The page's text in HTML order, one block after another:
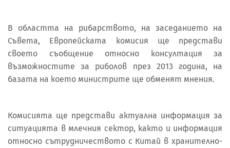
В областта на рибарството, на заседанието на
Съвета, Европейската комисия ще представи
своето съобщение относно консултация за
възможностите за риболов през 2013 година, на
базата на което министрите ще обменят мнения.
Комисията ще представи актуална информация за
ситуацията в млечния сектор, както и информация
относно сътрудничеството с Китай в хранително-